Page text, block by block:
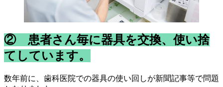
② 患者さん毎に器具を交換、使い捨
て しています。
数年前に、歯科医院での器具の使い回しが新聞記事等で問題